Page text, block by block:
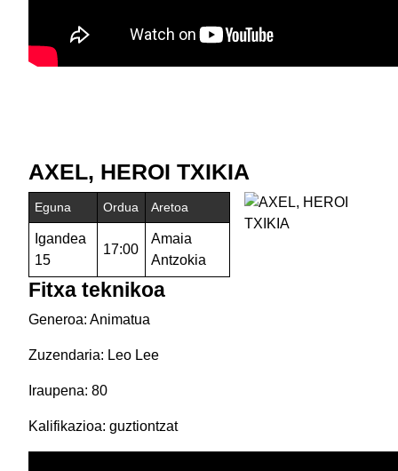
AXEL, HEROI TXIKIA
Eguna Ordua Aretoa
Igandea
15
17:00
Amaia
Antzokia
Fitxa teknikoa
Generoa: Animatua
Zuzendaria: Leo Lee
Iraupena: 80
Kalifikazioa: guztiontzat